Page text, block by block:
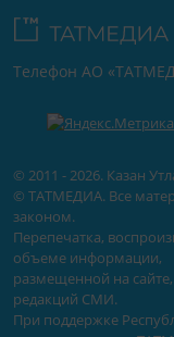
© 2011 - 2026. Казан
© ТАТМЕДИА. Все
законом.
Перепечатка,
объеме информации,
размещенной на
редакций СМИ.
При поддержке
Телефон АО